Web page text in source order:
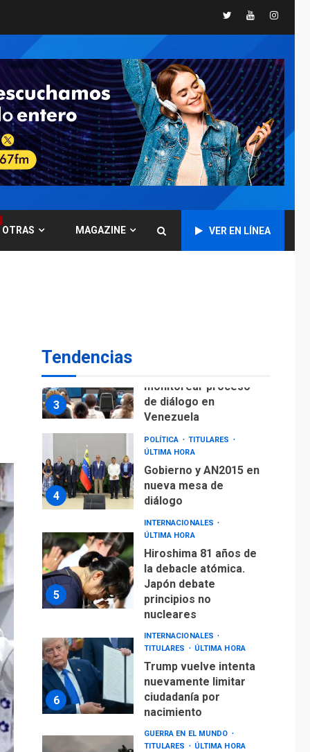
TwitterYoutube
OTRAS MAGAZINE VER EN LÍNEA
Tendencias
7
GUERRA EN EL MUNDO
Ucrania y Rusia
intensifican
ofensivas de largo
alcance
NACIONALES
TITULARES
ÚLTIMA HORA
Instalan carpas
metálicas como
terminales
Aeropuerto de
3
monitorear proceso
de diálogo en
Venezuela
4
POLÍTICA
TITULARES
ÚLTIMA HORA
Gobierno y AN2015 en
nueva mesa de
diálogo
5
INTERNACIONALES
ÚLTIMA HORA
Hiroshima 81 años de
la debacle atómica.
Japón debate
principios no
nucleares
6
INTERNACIONALES
TITULARES
ÚLTIMA HORA
Trump vuelve intenta
nuevamente limitar
ciudadanía por
nacimiento
GUERRA EN EL MUNDO
TITULARES
ÚLTIMA HORA